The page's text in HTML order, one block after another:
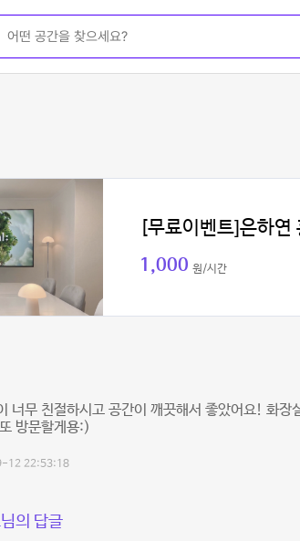
[무료이벤트]은하연
1,000 원/시간
너무 친절하시고 공간이 깨끗해서 좋았어요! 화장
방문할게용:)
12 22:53:18
의 답글